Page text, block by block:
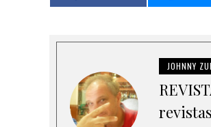
JOHNNY